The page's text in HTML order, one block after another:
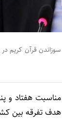
قرآن کریم در
مناسبت هفتاد و
تفرقه بین